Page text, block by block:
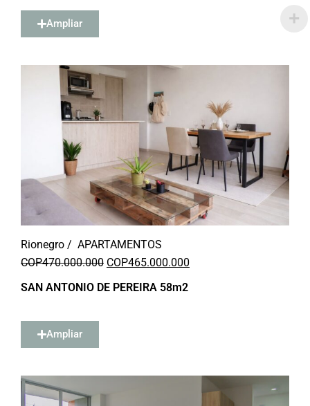
Ampliar
Rionegro / APARTAMENTOS
COP470.000.000 COP465.000.000
SAN ANTONIO DE PEREIRA 58m2
Ampliar